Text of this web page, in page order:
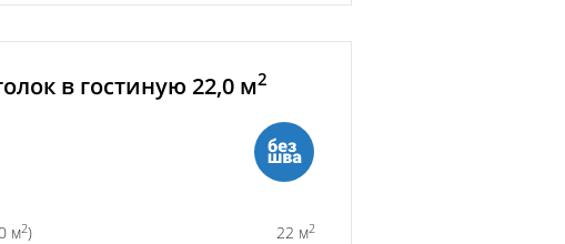
в гостиную 22,0 м2
м2) 22 м2